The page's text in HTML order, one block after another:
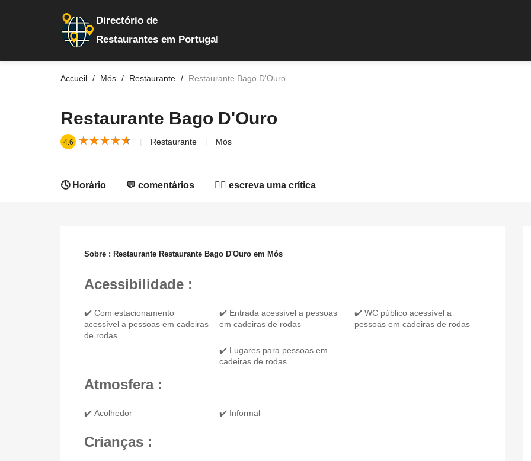
Directório de
Restaurantes em Portugal
Accueil Mós Restaurante Restaurante Bago D'Ouro
Restaurante Bago D'Ouro
4.6 ★★★★★
★★★★★ Restaurante Mós
🕓 Horário 💬 comentários ✍🏻 escreva uma crítica
Sobre : Restaurante Restaurante Bago D'Ouro em Mós
Acessibilidade :
✔️ Com estacionamento
acessível a pessoas em cadeiras
de rodas
✔️ Entrada acessível a pessoas
em cadeiras de rodas
✔️ Lugares para pessoas em
cadeiras de rodas
✔️ WC público acessível a
pessoas em cadeiras de rodas
Atmosfera :
✔️ Acolhedor ✔️ Informal
Crianças :